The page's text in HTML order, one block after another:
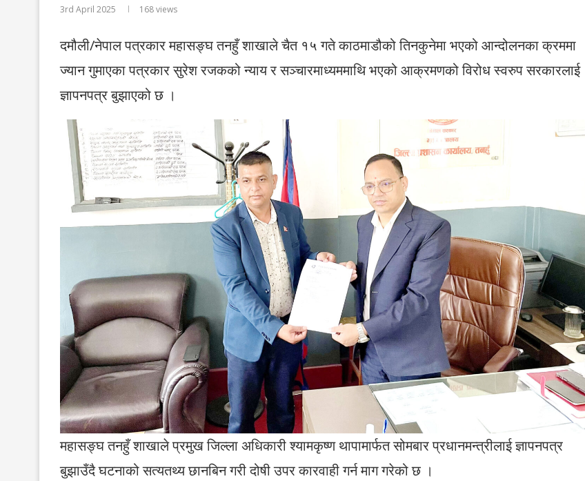
3rd April 2025 168views
दमौली/नेपाल पत्रकार महासङ्घ तनहुँ शाखाले चैत १५ गते काठमाडौको तिनकुनेमा भएको आन्दोलनका क्रममा
ज्यान गुमाएका पत्रकार सुरेश रजकको न्याय र सञ्चारमाध्यममाथि भएको आक्रमणको विरोध स्वरुप सरकारलाई
ज्ञापनपत्र बुझाएको छ ।
महासङ्घ तनहुँ शाखाले प्रमुख जिल्ला अधिकारी श्यामकृष्ण थापामार्फत सोमबार प्रधानमन्त्रीलाई ज्ञापनपत्र
बुझाउँदै घटनाको सत्यतथ्य छानबिन गरी दोषी उपर कारवाही गर्न माग गरेको छ ।